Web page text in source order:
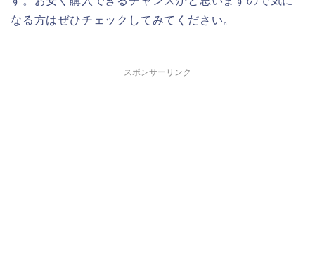
なる方はぜひチェックしてみてください。
スポンサーリンク